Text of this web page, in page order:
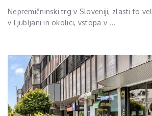
Nepremičninski trg v Sloveniji, zlasti to
v Ljubljani in okolici, vstopa v ...